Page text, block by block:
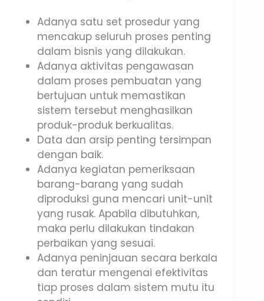
Adanya satu set prosedur yang
mencakup seluruh proses penting
dalam bisnis yang dilakukan.
Adanya aktivitas pengawasan
dalam proses pembuatan yang
bertujuan untuk memastikan
sistem tersebut menghasilkan
produk-produk berkualitas.
Data dan arsip penting tersimpan
dengan baik.
Adanya kegiatan pemeriksaan
barang-barang yang sudah
diproduksi guna mencari unit-unit
yang rusak. Apabila dibutuhkan,
maka perlu dilakukan tindakan
perbaikan yang sesuai.
Adanya peninjauan secara berkala
dan teratur mengenai efektivitas
tiap proses dalam sistem mutu itu